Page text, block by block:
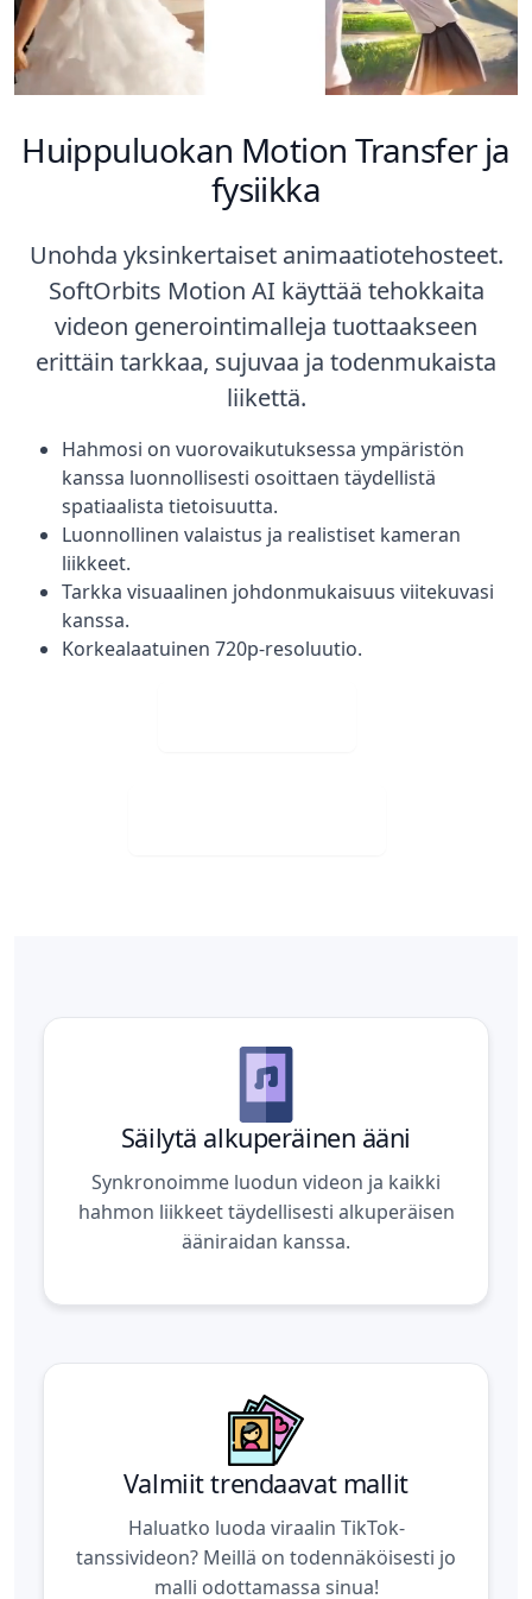
Huippuluokan Motion Transfer ja
fysiikka
Unohda yksinkertaiset animaatiotehosteet.
SoftOrbits Motion AI käyttää tehokkaita
videon generointimalleja tuottaakseen
erittäin tarkkaa, sujuvaa ja todenmukaista
liikettä.
Hahmosi on vuorovaikutuksessa ympäristön
kanssa luonnollisesti osoittaen täydellistä
spatiaalista tietoisuutta.
Luonnollinen valaistus ja realistiset kameran
liikkeet.
Tarkka visuaalinen johdonmukaisuus viitekuvasi
kanssa.
Korkealaatuinen 720p-resoluutio.
Säilytä alkuperäinen ääni
Synkronoimme luodun videon ja kaikki
hahmon liikkeet täydellisesti alkuperäisen
ääniraidan kanssa.
Valmiit trendaavat mallit
Haluatko luoda viraalin TikTok-
tanssivideon? Meillä on todennäköisesti jo
malli odottamassa sinua!